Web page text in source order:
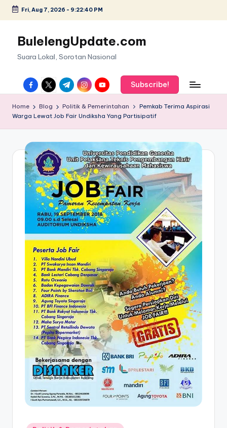
Skip
content
Fri, Aug 7, 2026 - 9:22:41 PM
BulelengUpdate.com
Suara Lokal, Sorotan Nasional
facebook.com
twitter.com
t.me instagram.com
youtube.comSubscribe!
Home Blog Politik & Pemerintahan
Pemkab Terima Aspirasi
Warga Lewat Job Fair Undiksha Yang Partisipatif